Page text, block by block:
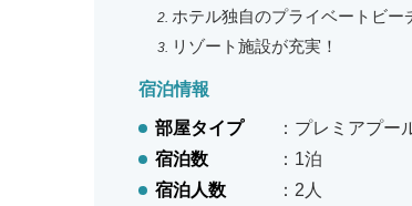
ホテル独自のプライベートビー
リゾート施設が充実！
宿泊情報
部屋タイプ
：プレミアプー
宿泊数
：1泊
宿泊人数
：2人